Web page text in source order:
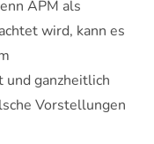
APM als
wird, kann es
und ganzheitlich
Vorstellungen